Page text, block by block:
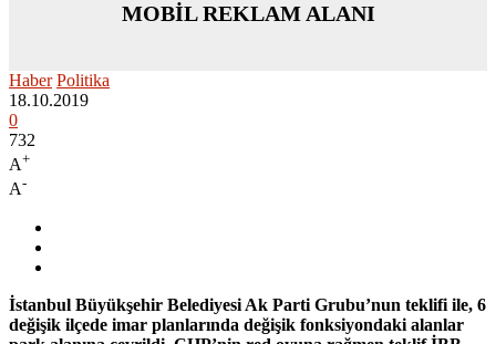
MOBİL REKLAM ALANI
Haber Politika
18.10.2019
0
732
A+
A-
İstanbul Büyükşehir Belediyesi Ak Parti Grubu’nun teklifi ile, 6
değişik ilçede imar planlarında değişik fonksiyondaki alanlar